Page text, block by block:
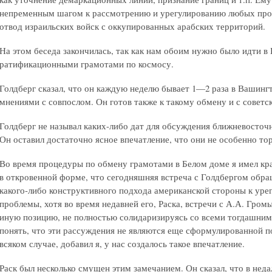
непременным шагом к рассмотрению и урегулированию любых
отвод израильских войск с оккупированных арабских территорий.
На этом беседа закончилась, так как нам обоим нужно было идти
ратификационными грамотами по космосу.
Голдберг сказал, что он каждую неделю бывает 1—2 раза в
мнениями с совпослом. Он готов также к такому обмену и с
Голдберг не называл каких-либо дат для обсуждения
Он оставил достаточно ясное впечатление, что они не особенно
Во время процедуры по обмену грамотами в Белом доме я имел
в откровенной форме, что сегодняшняя встреча с Голдбергом
какого-либо конструктивного подхода американской стороны к
проблемы, хотя во время недавней его, Раска, встречи с А.А.
иную позицию, не полностью солидаризируясь со всеми
понять, что эти рассуждения не являются еще сформулированной
всяком случае, добавил я, у нас создалось такое впечатление.
Раск был несколько смущен этим замечанием. Он сказал, что в